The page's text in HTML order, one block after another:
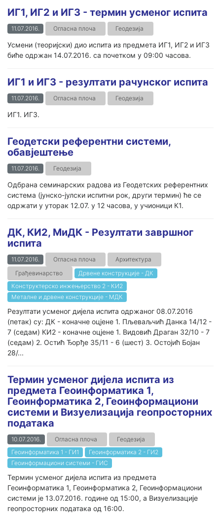
ИГ1, ИГ2 и ИГ3 - термин усменог испита
11.07.2016. Огласна плоча Геодезија
Усмени (теоријски) дио испита из предмета ИГ1, ИГ2 и ИГ3
биће одржан 14.07.2016. са почетком у 09:00 часова.
ИГ1 и ИГ3 - резултати рачунског испита
11.07.2016. Огласна плоча Геодезија
ИГ1. ИГ3.
Геодетски референтни системи,
обавјештење
11.07.2016. Геодезија
Одбрана семинарских радова из Геодетских референтних
система (јунско-јулски испитни рок, други термин) ће се
одржати у уторак 12.07. у 12 часова, у учионици К1.
ДК, КИ2, МиДК - Резултати завршног
испита
11.07.2016. Огласна плоча
Архитектура
Грађевинарство
Дрвене конструкције - ДК
Конструктерско инжењерство 2 - КИ2
Металне и дрвене конструкције - МДК
Резултати усменог дијела испита одржаног 08.07.2016
(петак) су: ДК - коначне оцјене 1. Пљеваљчић Данка 14/12 -
7 (седам) КИ2 - коначне оцјене 1. Видовић Драган 32/10 - 7
(седам) 2. Остић Ђорђе 35/11 - 6 (шест) 3. Остојић Бојан
28/...
Термин усменог дијела испита из
предмета Геоинформатика 1,
Геоинформатика 2, Геоинформациони
системи и Визуелизација геопросторних
података
10.07.2016. Огласна плоча
Геодезија
Геоинформатика 1 - ГИ1
Геоинформатика 2 - ГИ2
Геоинформациони системи - ГИС
Термин усменог дијела испита из предмета
Геоинформатика 1, Геоинформатика 2, Геоинформациони
системи је 13.07.2016. године од 15:00, а Визуелизације
геопросторних података од 16:00.